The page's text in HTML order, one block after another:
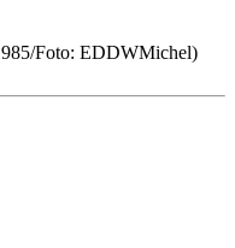
Foto: EDDWMichel)